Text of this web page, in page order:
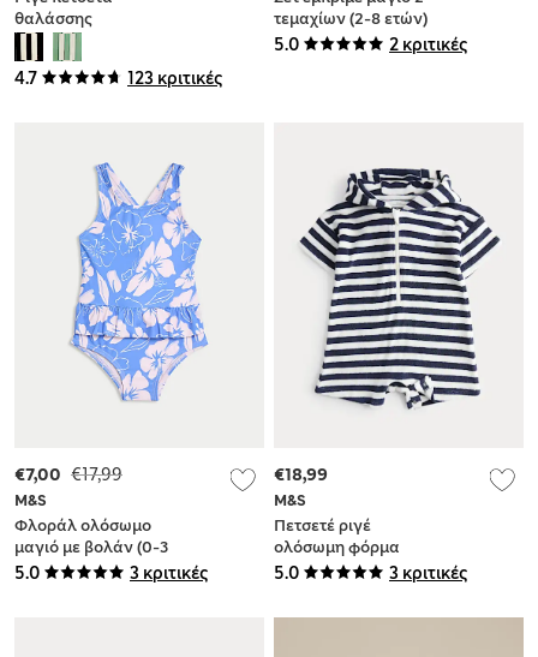
4.7 123 κριτικές
θαλάσσης
ανθεκτική στην
άμμο από 100%
βαμβάκι
5.0 2 κριτικές
τεμαχίων (2-8 ετών)
5.0 3 κριτικές
M&S
Φλοράλ ολόσωμο
μαγιό με βολάν (0-3
ετών)
€17,99
€7,00
5.0 3 κριτικές
M&S
Πετσετέ ριγέ
ολόσωμη φόρμα
από 100% βαμβάκι
€18,99